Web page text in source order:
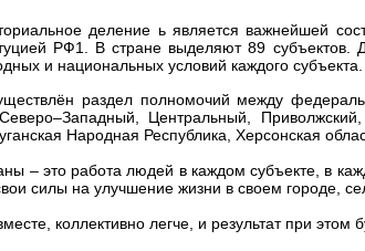
деление ь является важнейшей
РФ1. В стране выделяют 89 субъектов.
и национальных условий каждого
раздел полномочий между
Центральный,
Народная Республика, Херсонская
– это работа людей в каждом субъекте, в
силы на улучшение жизни в своем городе,
коллективно легче, и результат при